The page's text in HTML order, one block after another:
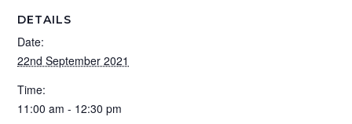
DETAILS
Date:
22nd September 2021
Time:
11:00 am - 12:30 pm